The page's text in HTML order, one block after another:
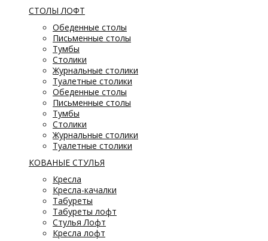
СТОЛЫ ЛОФТ
Обеденные столы
Письменные столы
Тумбы
Столики
Журнальные столики
Туалетные столики
Обеденные столы
Письменные столы
Тумбы
Столики
Журнальные столики
Туалетные столики
КОВАНЫЕ СТУЛЬЯ
Кресла
Кресла-качалки
Табуреты
Табуреты лофт
Стулья Лофт
Кресла лофт